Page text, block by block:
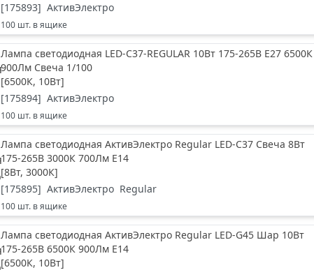
[175893] АктивЭлектро
100 шт. в ящике
Лампа светодиодная LED-C37-REGULAR 10Вт 175-265В Е27 6500К
900Лм Свеча 1/100
[6500К, 10Вт]
[175894] АктивЭлектро
100 шт. в ящике
Лампа светодиодная АктивЭлектро Regular LED-C37 Свеча 8Вт
175-265В 3000К 700Лм Е14
[8Вт, 3000К]
[175895] АктивЭлектро Regular
100 шт. в ящике
Лампа светодиодная АктивЭлектро Regular LED-G45 Шар 10Вт
175-265В 6500К 900Лм Е14
[6500К, 10Вт]